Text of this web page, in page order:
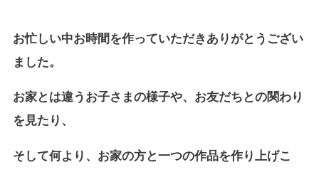
お忙しい中お時間を作っていただきありがとうござい
ました。
お家とは違うお子さまの様子や、お友だちとの関わり
を見たり、
そして何より、お家の方と一つの作品を作り上げこ